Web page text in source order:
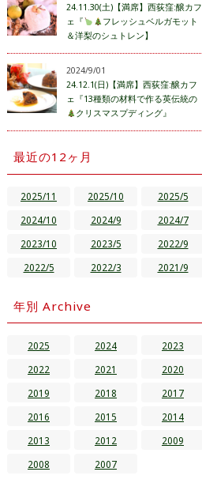
24.11.30(土)【満席】西荻窪:醸カフ
ェ『
フレッシュベルガモット
＆洋梨のシュトレン】
2024/9/01
24.12.1(日)【満席】西荻窪:醸カフ
ェ『13種類の材料で作る英伝統の
クリスマスプディング』
最近の12ヶ月
2025/11 2025/10
2025/5
2024/10
2024/9
2024/7
2023/10
2023/5
2022/9
2022/5
2022/3 2021/9
年別 Archive
2025 2024
2023
2022
2021
2020
2019
2018
2017
2016
2015
2014
2013
2012
2009
2008
2007